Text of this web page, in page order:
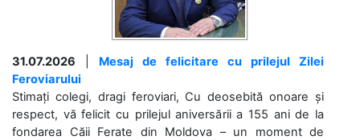
31.07.2026
Mesaj de felicitare cu prilejul Zilei
Feroviarului
Stimați colegi, dragi feroviari, Cu deosebită onoare și
respect, vă felicit cu prilejul aniversării a 155 ani de la
fondarea Căii Ferate din Moldova – un moment de